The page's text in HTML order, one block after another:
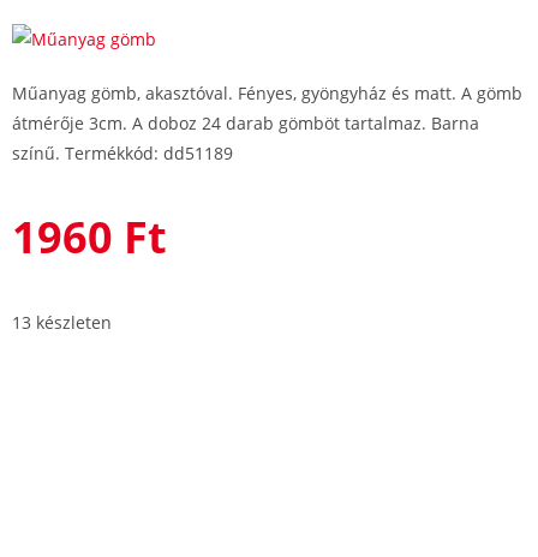
Műanyag gömb, akasztóval. Fényes, gyöngyház és matt. A gömb
átmérője 3cm. A doboz 24 darab gömböt tartalmaz. Barna
színű. Termékkód: dd51189
1960 Ft
13 készleten